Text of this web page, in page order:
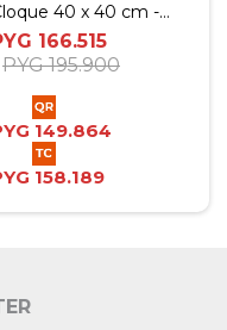
40 x 40 cm -
166.515
PYG 195.900
149.864
158.189